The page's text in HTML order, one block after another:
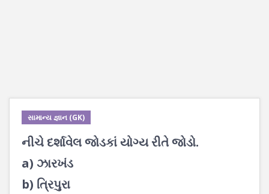
સામાન્ય જ્ઞાન (GK)
નીચે દર્શાવેલ જોડકાં યોગ્ય રીતે જોડો.
a) ઝારખંડ
b) ત્રિપુરા